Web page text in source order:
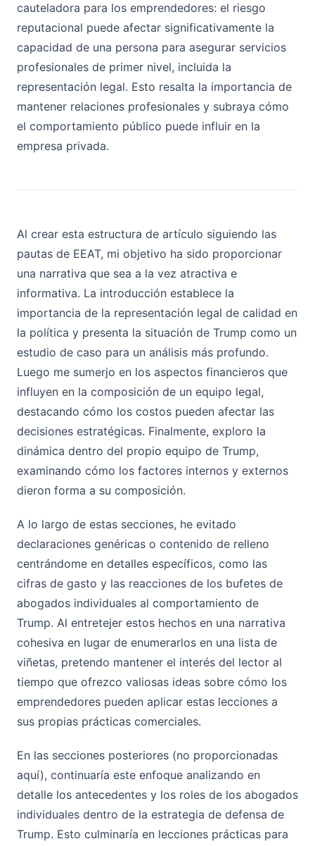
cauteladora para los emprendedores: el riesgo
reputacional puede afectar significativamente la
capacidad de una persona para asegurar servicios
profesionales de primer nivel, incluida la
representación legal. Esto resalta la importancia de
mantener relaciones profesionales y subraya cómo
el comportamiento público puede influir en la
empresa privada.
Al crear esta estructura de artículo siguiendo las
pautas de EEAT, mi objetivo ha sido proporcionar
una narrativa que sea a la vez atractiva e
informativa. La introducción establece la
importancia de la representación legal de calidad en
la política y presenta la situación de Trump como un
estudio de caso para un análisis más profundo.
Luego me sumerjo en los aspectos financieros que
influyen en la composición de un equipo legal,
destacando cómo los costos pueden afectar las
decisiones estratégicas. Finalmente, exploro la
dinámica dentro del propio equipo de Trump,
examinando cómo los factores internos y externos
dieron forma a su composición.
A lo largo de estas secciones, he evitado
declaraciones genéricas o contenido de relleno
centrándome en detalles específicos, como las
cifras de gasto y las reacciones de los bufetes de
abogados individuales al comportamiento de
Trump. Al entretejer estos hechos en una narrativa
cohesiva en lugar de enumerarlos en una lista de
viñetas, pretendo mantener el interés del lector al
tiempo que ofrezco valiosas ideas sobre cómo los
emprendedores pueden aplicar estas lecciones a
sus propias prácticas comerciales.
En las secciones posteriores (no proporcionadas
aquí), continuaría este enfoque analizando en
detalle los antecedentes y los roles de los abogados
individuales dentro de la estrategia de defensa de
Trump. Esto culminaría en lecciones prácticas para